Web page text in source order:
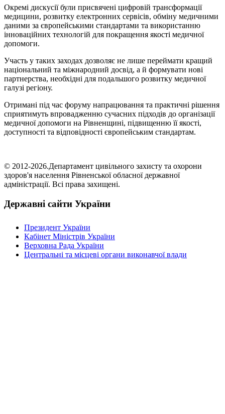
Окремі дискусії були присвячені цифровій трансформації
медицини, розвитку електронних сервісів, обміну медичними
даними за європейськими стандартами та використанню
інноваційних технологій для покращення якості медичної
допомоги.
Участь у таких заходах дозволяє не лише переймати кращий
національний та міжнародний досвід, а й формувати нові
партнерства, необхідні для подальшого розвитку медичної
галузі регіону.
Отримані під час форуму напрацювання та практичні рішення
сприятимуть впровадженню сучасних підходів до організації
медичної допомоги на Рівненщині, підвищенню її якості,
доступності та відповідності європейським стандартам.
© 2012-2026.Департамент цивільного захисту та охорони
здоров'я населення Рівненської обласної державної
адміністрації. Всі права захищені.
Державні сайти України
Президент України
Кабінет Міністрів України
Верховна Рада України
Центральні та місцеві органи виконавчої влади